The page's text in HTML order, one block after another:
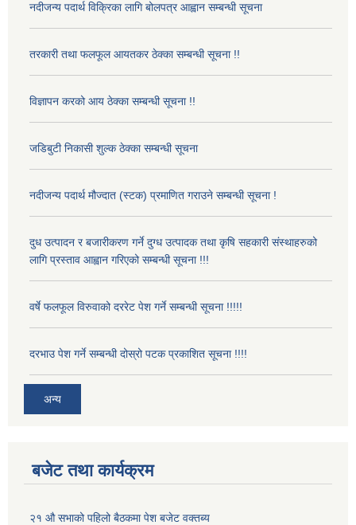
नदीजन्य पदार्थ विक्रिका लागि बोलपत्र आह्वान सम्बन्धी सूचना
तरकारी तथा फलफूल आयतकर ठेक्का सम्बन्धी सूचना !!
विज्ञापन करको आय ठेक्का सम्बन्धी सूचना !!
जडिबुटी निकासी शुल्क ठेक्का सम्बन्धी सूचना
नदीजन्य पदार्थ मौज्दात (स्टक) प्रमाणित गराउने सम्बन्धी सूचना !
दुध उत्पादन र बजारीकरण गर्ने दुग्ध उत्पादक तथा कृषि सहकारी संस्थाहरुको
लागि प्रस्ताव आह्वान गरिएको सम्बन्धी सूचना !!!
वर्षे फलफूल विरुवाको दररेट पेश गर्ने सम्बन्धी सूचना !!!!!
दरभाउ पेश गर्ने सम्बन्धी दोस्रो पटक प्रकाशित सूचना !!!!
अन्य
बजेट तथा कार्यक्रम
२१ औ सभाको पहिलो बैठकमा पेश बजेट वक्तब्य